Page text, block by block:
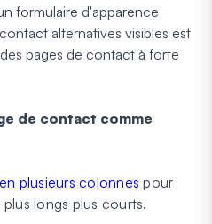
formulaire d'apparence
alternatives visibles est
pages de contact à forte
de contact comme
en plusieurs colonnes pour
longs plus courts.